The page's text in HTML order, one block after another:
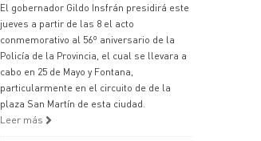
El gobernador Gildo Insfrán presidirá este
jueves a partir de las 8 el acto
conmemorativo al 56º aniversario de la
Policía de la Provincia, el cual se llevara a
cabo en 25 de Mayo y Fontana,
particularmente en el circuito de de la
plaza San Martín de esta ciudad.
Leer más